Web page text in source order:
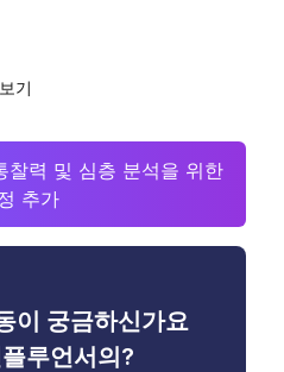
기
력 및 심층 분석을 위한
추가
이 궁금하신가요
루언서의?